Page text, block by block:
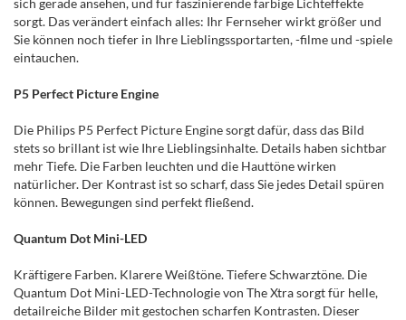
sich gerade ansehen, und für faszinierende farbige Lichteffekte
sorgt. Das verändert einfach alles: Ihr Fernseher wirkt größer und
Sie können noch tiefer in Ihre Lieblingssportarten, -filme und -spiele
eintauchen.
P5 Perfect Picture Engine
Die Philips P5 Perfect Picture Engine sorgt dafür, dass das Bild
stets so brillant ist wie Ihre Lieblingsinhalte. Details haben sichtbar
mehr Tiefe. Die Farben leuchten und die Hauttöne wirken
natürlicher. Der Kontrast ist so scharf, dass Sie jedes Detail spüren
können. Bewegungen sind perfekt fließend.
Quantum Dot Mini-LED
Kräftigere Farben. Klarere Weißtöne. Tiefere Schwarztöne. Die
Quantum Dot Mini-LED-Technologie von The Xtra sorgt für helle,
detailreiche Bilder mit gestochen scharfen Kontrasten. Dieser